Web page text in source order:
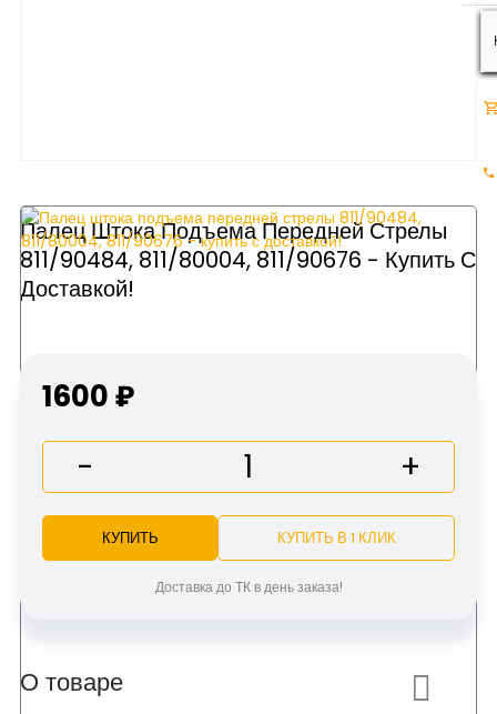
Палец Штока Подъема Передней Стрелы
811/90484, 811/80004, 811/90676 - Купить С
Доставкой!
О товаре
1600 ₽
- +
КУПИТЬ КУПИТЬ В 1 КЛИК
Доставка до ТК в день заказа!